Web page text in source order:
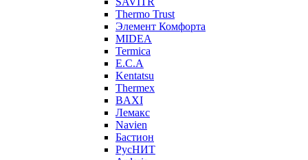
Thermo Trust
Элемент Комфорта
MIDEA
Termica
E.C.A
Kentatsu
Thermex
BAXI
Лемакс
Navien
Бастион
РусНИТ